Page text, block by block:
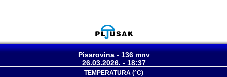
Pisarovina - 136 mnv
26.03.2026. - 18:37
TEMPERATURA (°C)